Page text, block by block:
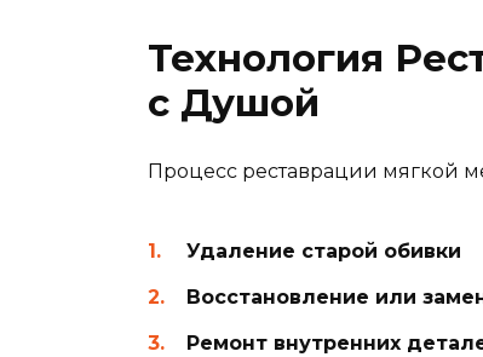
Технология
с Душой
Процесс реставрации мягкой
Удаление старой обивки
Восстановление или
Ремонт внутренних